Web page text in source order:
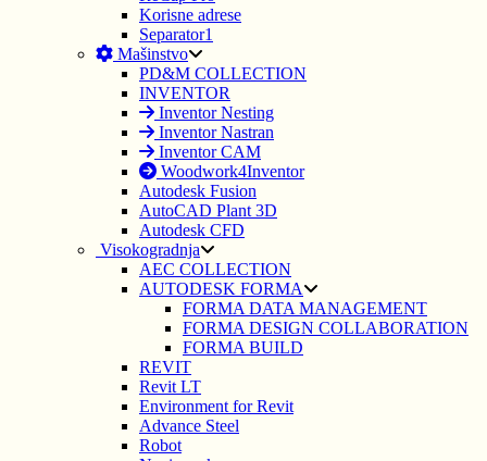
Korisne adrese
Separator1
Mašinstvo
PD&M COLLECTION
INVENTOR
Inventor Nesting
Inventor Nastran
Inventor CAM
Woodwork4Inventor
Autodesk Fusion
AutoCAD Plant 3D
Autodesk CFD
Visokogradnja
AEC COLLECTION
AUTODESK FORMA
FORMA DATA MANAGEMENT
FORMA DESIGN COLLABORATION
FORMA BUILD
REVIT
Revit LT
Environment for Revit
Advance Steel
Robot